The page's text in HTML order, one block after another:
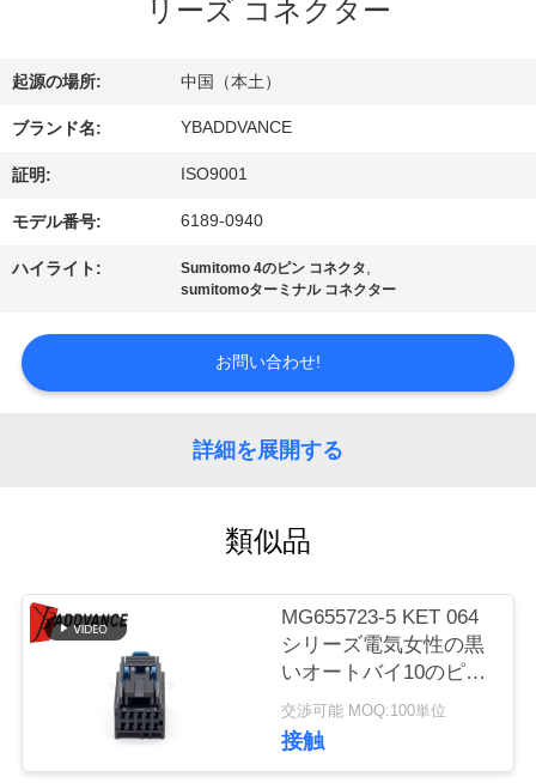
つ
い
て
工
旅
管
理
達
リーズ コネクター
起源の場所: 中国（本土）
ブランド名: YBADDVANCE
証明: ISO9001
モデル番号: 6189-0940
ハイライト: Sumitomo 4のピン コネクタ,
sumitomoターミナル コネクター
お問い合わせ!
詳細を展開する
類似品
MG655723-5 KET 064
シリーズ電気女性の黒
いオートバイ10のピン
コネクタ
交渉可能 MOQ:100単位
接触